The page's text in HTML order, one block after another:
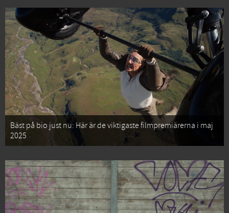
Bäst på bio just nu: Här är de viktigaste filmpremiärerna i maj
2025